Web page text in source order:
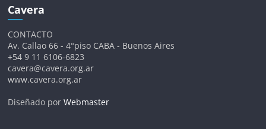
Cavera
CONTACTO
Av. Callao 66 - 4°piso CABA - Buenos Aires
+54 9 11 6106-6823
cavera@cavera.org.ar
www.cavera.org.ar
Diseñado porWebmaster